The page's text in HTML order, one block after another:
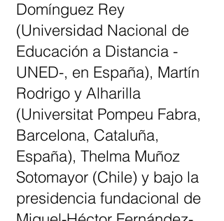
Domínguez Rey
(Universidad Nacional de
Educación a Distancia -
UNED-, en España), Martín
Rodrigo y Alharilla
(Universitat Pompeu Fabra,
Barcelona, Cataluña,
España), Thelma Muñoz
Sotomayor (Chile) y bajo la
presidencia fundacional de